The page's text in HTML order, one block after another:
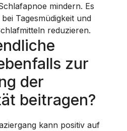
mindern. Es
Tagesmüdigkeit und
reduzieren.
zur
der
beitragen?
kann positiv auf